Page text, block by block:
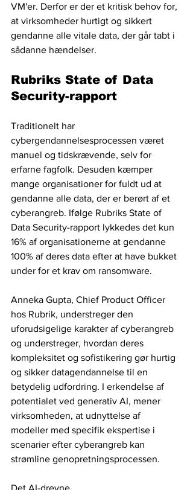
VM'er. Derfor er der et kritisk behov for,
at virksomheder hurtigt og sikkert
gendanne alle vitale data, der går tabt i
sådanne hændelser.
Rubriks State of Data
Security-rapport
Traditionelt har
cybergendannelsesprocessen været
manuel og tidskrævende, selv for
erfarne fagfolk. Desuden kæmper
mange organisationer for fuldt ud at
gendanne alle data, der er berørt af et
cyberangreb. Ifølge Rubriks State of
Data Security-rapport lykkedes det kun
16% af organisationerne at gendanne
100% af deres data efter at have bukket
under for et krav om ransomware.
Anneka Gupta, Chief Product Officer
hos Rubrik, understreger den
uforudsigelige karakter af cyberangreb
og understreger, hvordan deres
kompleksitet og sofistikering gør hurtig
og sikker datagendannelse til en
betydelig udfordring. I erkendelse af
potentialet ved generativ AI, mener
virksomheden, at udnyttelse af
modeller med specifik ekspertise i
scenarier efter cyberangreb kan
strømline genopretningsprocessen.
Det AI-drevne